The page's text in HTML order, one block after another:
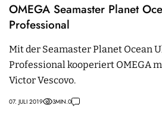
OMEGA Seamaster Planet
Professional
Mit der Seamaster Planet Ocean
Professional kooperiert OMEGA
Victor Vescovo.
07. JULI 2019 3MIN.0